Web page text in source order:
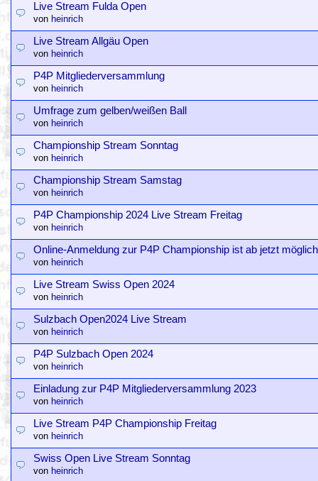
Live Stream Fulda Open
von heinrich
Live Stream Allgäu Open
von heinrich
P4P Mitgliederversammlung
von heinrich
Umfrage zum gelben/weißen Ball
von heinrich
Championship Stream Sonntag
von heinrich
Championship Stream Samstag
von heinrich
P4P Championship 2024 Live Stream Freitag
von heinrich
Online-Anmeldung zur P4P Championship ist ab jetzt
von heinrich
Live Stream Swiss Open 2024
von heinrich
Sulzbach Open2024 Live Stream
von heinrich
P4P Sulzbach Open 2024
von heinrich
Einladung zur P4P Mitgliederversammlung 2023
von heinrich
Live Stream P4P Championship Freitag
von heinrich
Swiss Open Live Stream Sonntag
von heinrich